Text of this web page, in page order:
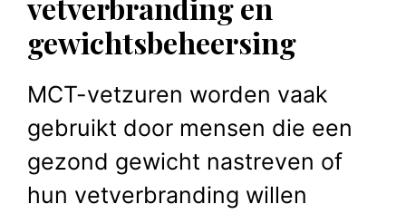
vetverbranding en
gewichtsbeheersing
MCT-vetzuren worden vaak
gebruikt door mensen die een
gezond gewicht nastreven of
hun vetverbranding willen